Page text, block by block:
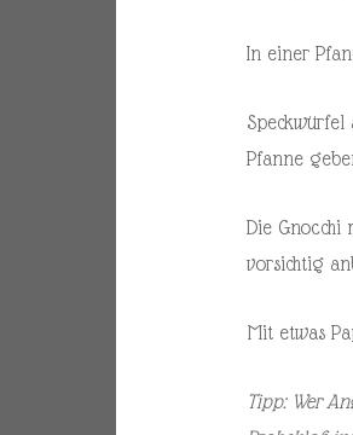
In einer
Pfanne
Die Gnocchi
vorsichtig
Mit etwas
Tipp: Wer